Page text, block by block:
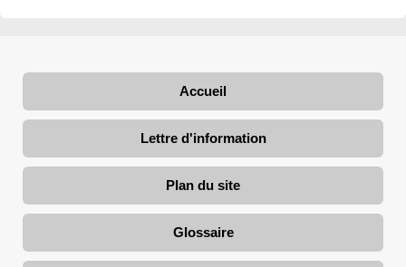
Accueil
Lettre d'information
Plan du site
Glossaire